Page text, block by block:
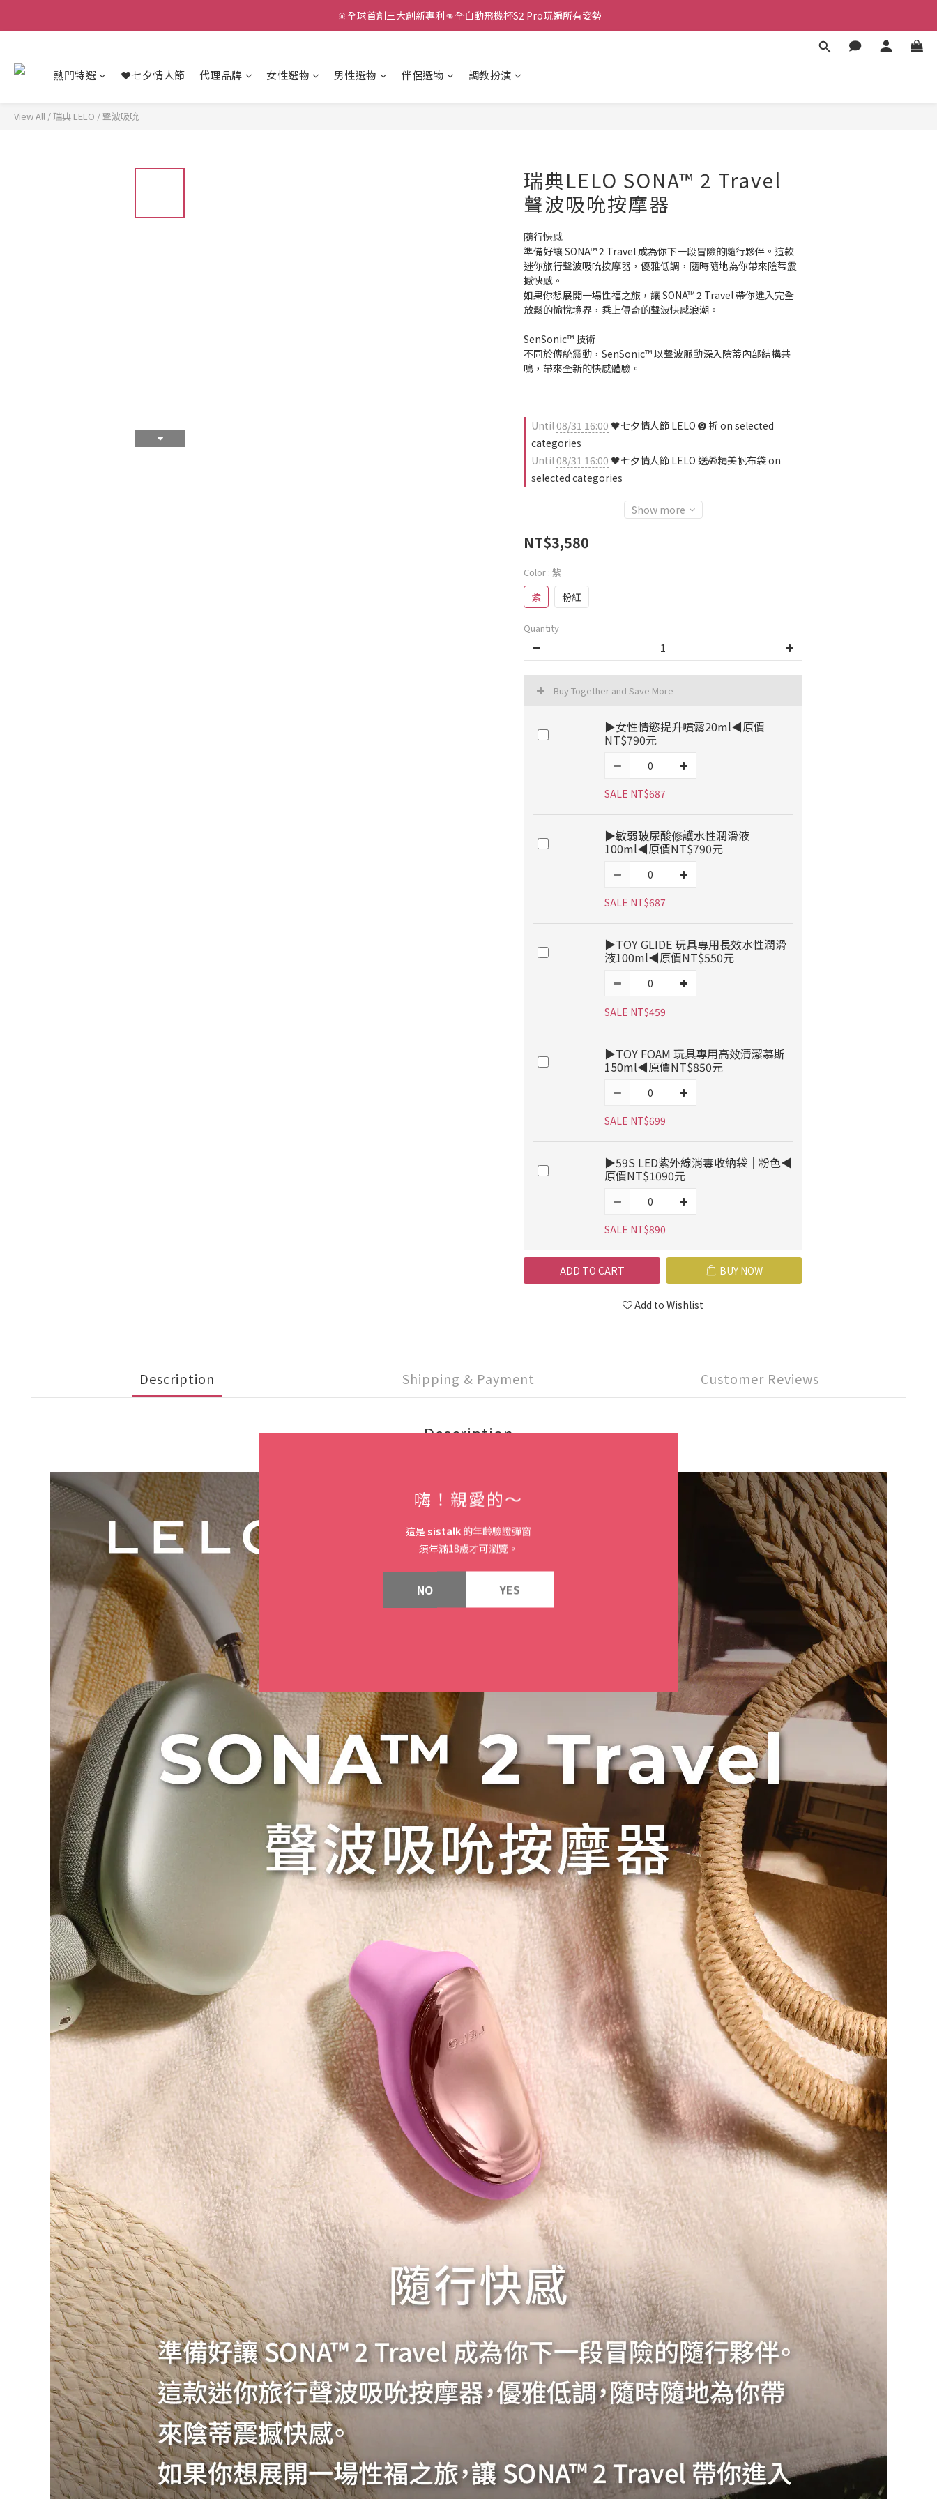
新款智能炮機👍小奶狗🩷小飛象💜
新款智能炮機👍小奶狗🩷小飛象💜
熱門特選 ❤️七夕情人節 代理品牌 女性選物 男性選物 伴侶選物 調教扮演
View All /瑞典 LELO /聲波吸吮
瑞典LELO SONA™ 2 Travel
聲波吸吮按摩器
隨行快感
準備好讓 SONA™ 2 Travel 成為你下一段冒險的隨行夥伴。這款
迷你旅行聲波吸吮按摩器，優雅低調，隨時隨地為你帶來陰蒂震
撼快感。
如果你想展開一場性福之旅，讓 SONA™ 2 Travel 帶你進入完全
放鬆的愉悅境界，乘上傳奇的聲波快感浪潮。
SenSonic™ 技術
不同於傳統震動，SenSonic™ 以聲波脈動深入陰蒂內部結構共
鳴，帶來全新的快感體驗。
Until08/31 16:00 🖤七夕情人節 LELO ➒ 折 on selected
categories
Until08/31 16:00 🖤七夕情人節 LELO 送🎁精美帆布袋 on
selected categories
Show more
NT$3,580
Color : 紫
紫 粉紅
Quantity
Buy Together and Save More
▶女性情慾提升噴霧20ml◀原價
NT$790元
SALE NT$687
▶敏弱玻尿酸修護水性潤滑液
100ml◀原價NT$790元
SALE NT$687
▶TOY GLIDE 玩具專用長效水性潤滑
液100ml◀原價NT$550元
SALE NT$459
▶TOY FOAM 玩具專用高效清潔慕斯
150ml◀原價NT$850元
SALE NT$699
▶59S LED紫外線消毒收納袋｜粉色◀
原價NT$1090元
SALE NT$890
ADD TO CART BUY NOW
Add to Wishlist
Description Shipping & Payment Customer Reviews
Description
嗨！親愛的～
這是sistalk 的年齡驗證彈窗
須年滿18歲才可瀏覽。
NO YES